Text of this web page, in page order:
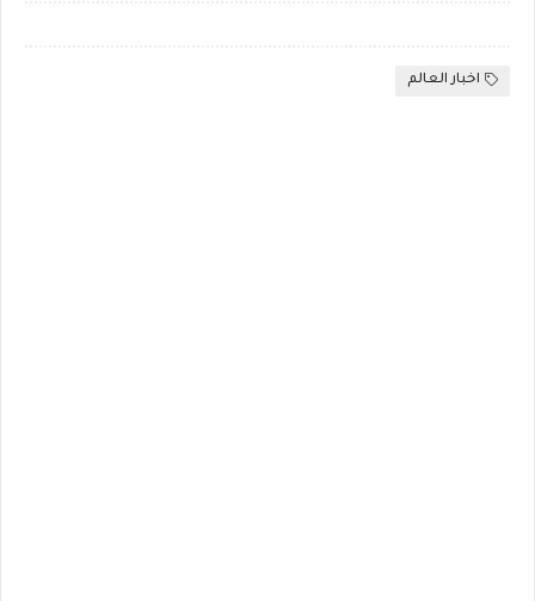
اخبار العالم